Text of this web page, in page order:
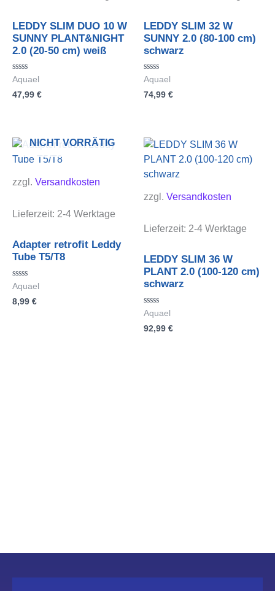
LEDDY SLIM DUO 10 W
SUNNY PLANT&NIGHT
2.0 (20-50 cm) weiß
Bewertet
mit
0
Aquael
47,99 €
LEDDY SLIM 32 W
SUNNY 2.0 (80-100 cm)
schwarz
Bewertet
mit
0
Aquael
74,99 €
NICHT VORRÄTIG
zzgl. Versandkosten
Lieferzeit: 2-4 Werktage
Adapter retrofit Leddy
Tube T5/T8
Bewertet
mit
0
Aquael
8,99 €
zzgl. Versandkosten
Lieferzeit: 2-4 Werktage
LEDDY SLIM 36 W
PLANT 2.0 (100-120 cm)
schwarz
Bewertet
mit
0
Aquael
92,99 €